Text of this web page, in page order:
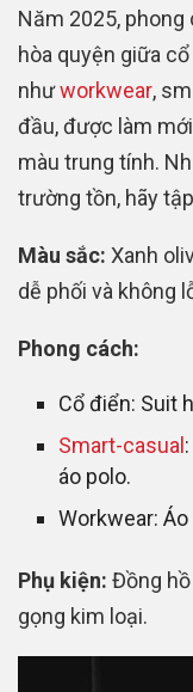
Năm 2025,
hòa quyện giữa
nhưworkwear,
đầu, được làm
màu trung tính.
trường tồn, hãy
Màu sắc: Xanh
dễ phối và không
Phong cách:
Cổ điển: Suit
Smart-casual
áo polo.
Workwear:
Phụ kiện: Đồng
gọng kim loại.